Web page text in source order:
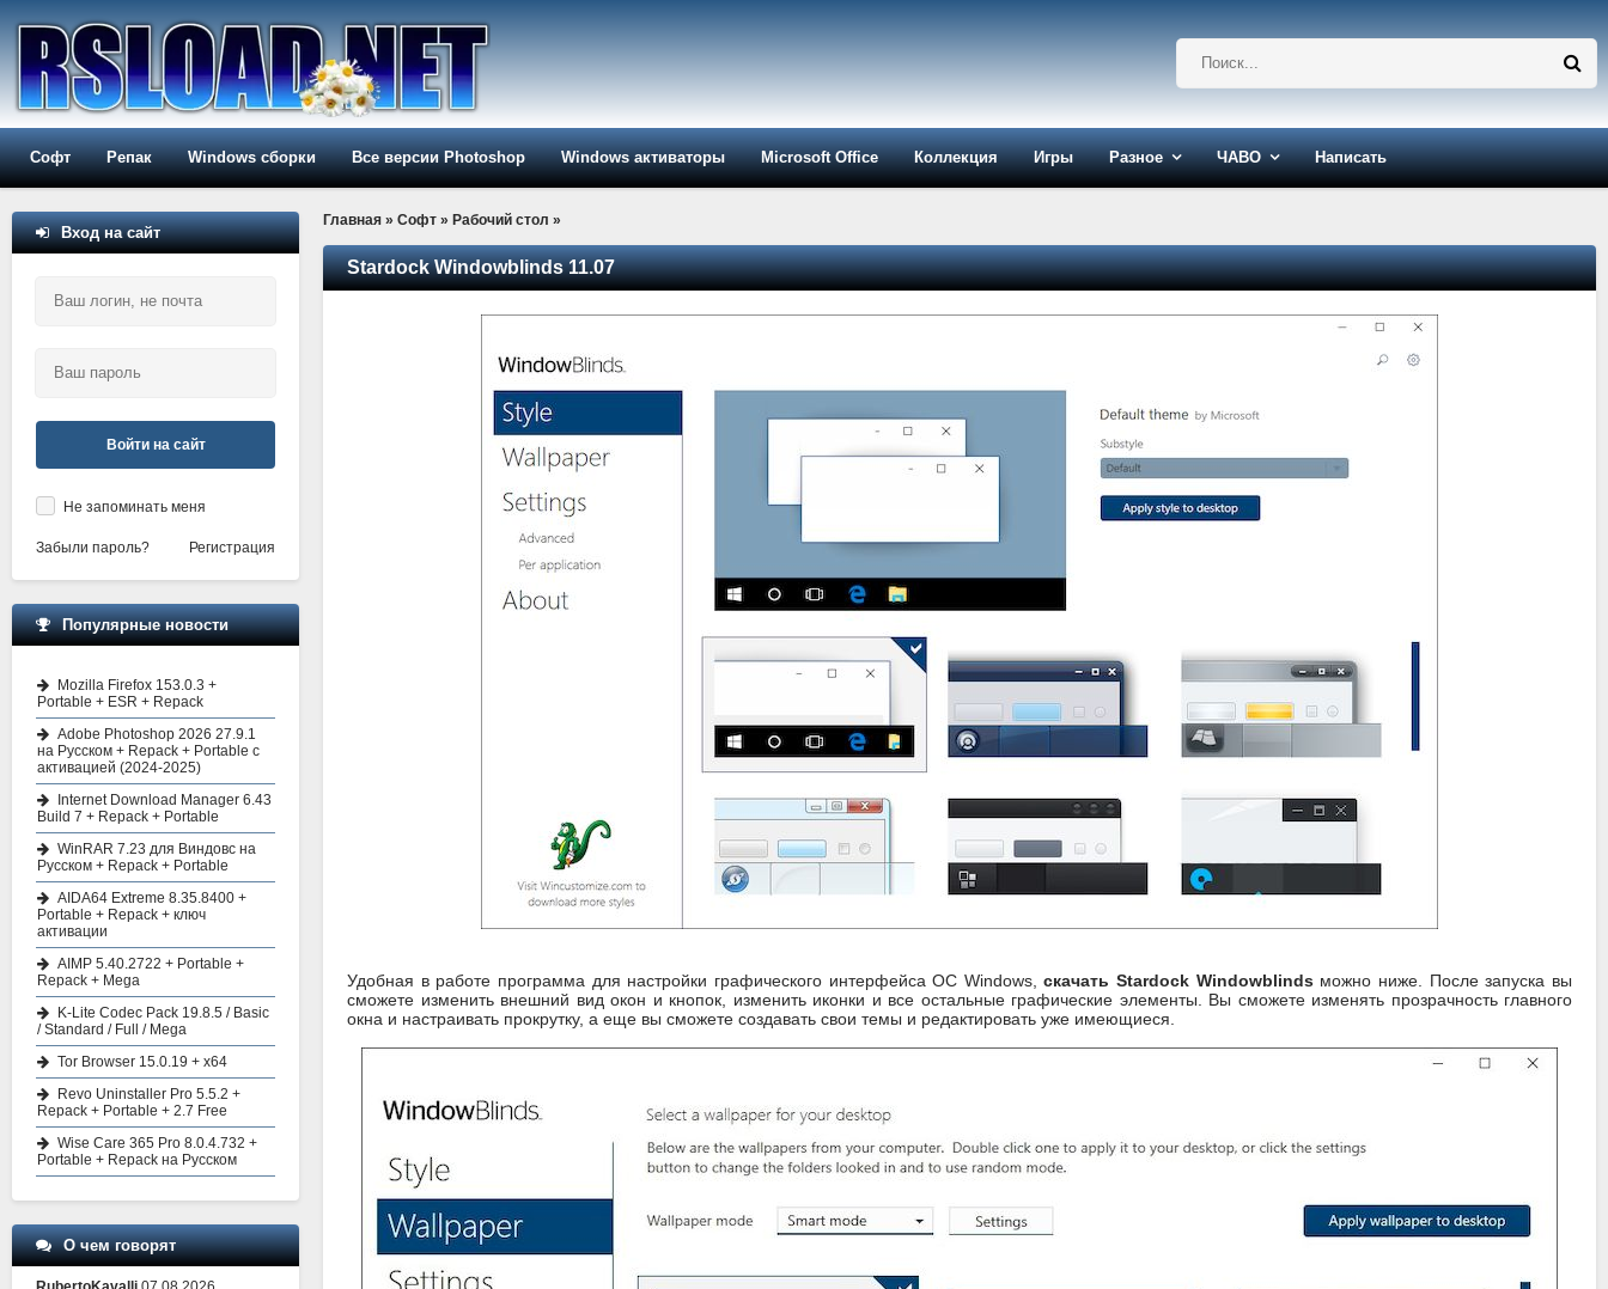
Софт Репак Windows сборки Все версии Photoshop Windows активаторы Microsoft Office Коллекция Игры Разное ЧАВО Написать
Главная » Софт » Рабочий стол »
Stardock Windowblinds 11.07
Удобная в работе программа для настройки графического интерфейса ОС Windows,скачать Stardock Windowblindsможно ниже. После запуска вы
сможете изменить внешний вид окон и кнопок, изменить иконки и все остальные графические элементы. Вы сможете изменять прозрачность главного
окна и настраивать прокрутку, а еще вы сможете создавать свои темы и редактировать уже имеющиеся.
Вход на сайт
Войти на сайт
Не запоминать меня
Забыли пароль? Регистрация
Популярные новости
Mozilla Firefox 153.0.3 +
Portable + ESR + Repack
Adobe Photoshop 2026 27.9.1
на Русском + Repack + Portable с
активацией (2024-2025)
Internet Download Manager 6.43
Build 7 + Repack + Portable
WinRAR 7.23 для Виндовс на
Русском + Repack + Portable
AIDA64 Extreme 8.35.8400 +
Portable + Repack + ключ
активации
AIMP 5.40.2722 + Portable +
Repack + Mega
K-Lite Codec Pack 19.8.5 / Basic
/ Standard / Full / Mega
Tor Browser 15.0.19 + x64
Revo Uninstaller Pro 5.5.2 +
Repack + Portable + 2.7 Free
Wise Care 365 Pro 8.0.4.732 +
Portable + Repack на Русском
О чем говорят